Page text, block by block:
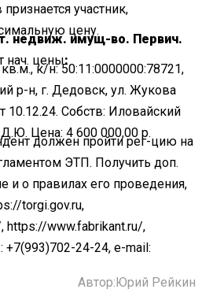
участник,
цену.
недвиж. имущ-во. Первич.
нач. цены:
к/н: 50:11:0000000:78721,
р-н, г. Дедовск, ул. Жукова
10.12.24. Собств: Иловайский
Цена: 4 600 000,00 р.
должен пройти рег-цию на
ЭТП. Получить доп.
и о правилах его проведения,
torgi.gov.ru,
https://www.fabrikant.ru/,
+7(993)702-24-24, e-mail:
Автор:Юрий Рейкин